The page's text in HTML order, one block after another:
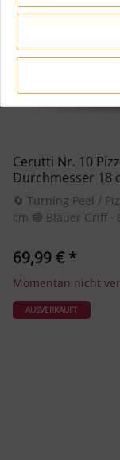
Cerutti Nr. 10
Durchmesser 18
🔄 Turning Peel /
cm 🔵 Blauer Griff ·
69,99 € *
Momentan nicht
AUSVERKAUFT